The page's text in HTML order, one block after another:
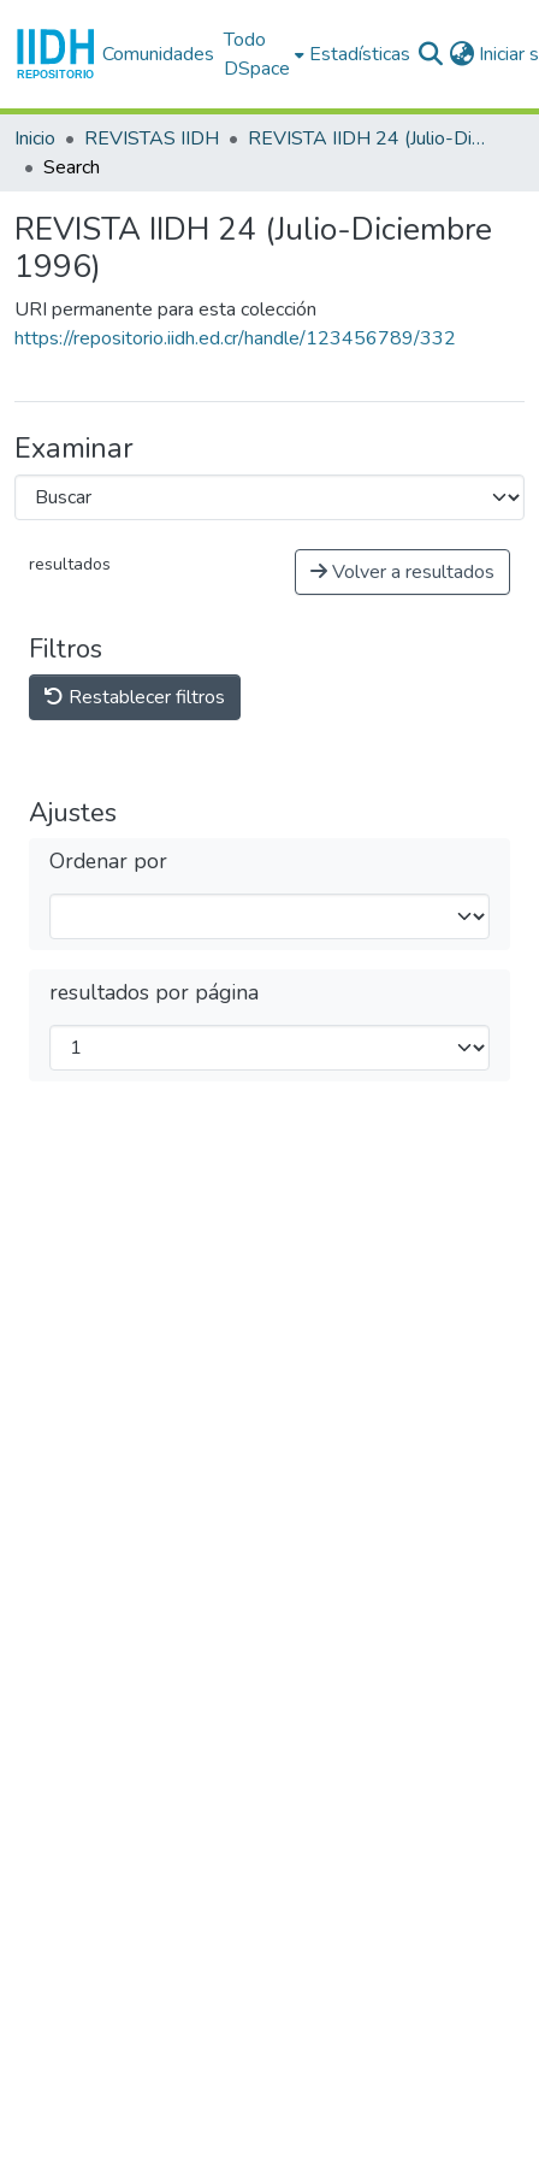
Comunidades
Todo
DSpace
Estadísticas Iniciar
Inicio REVISTAS IIDH
REVISTA IIDH 24 (Julio-Diciembre 1996)
Search
REVISTA IIDH 24 (Julio-Diciembre
1996)
URI permanente para esta colección
https://repositorio.iidh.ed.cr/handle/123456789/332
Examinar
resultados Volver a resultados
Filtros
Restablecer filtros
Ajustes
Ordenar por
resultados por página